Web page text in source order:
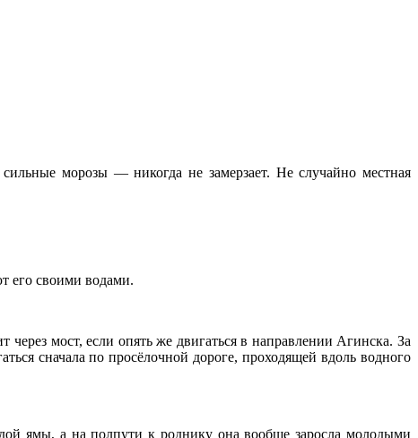
морозы — никогда не замерзает. Не случайно местная
его своими водами.
мост, если опять же двигаться в направлении Агинска. За
сначала по просёлочной дороге, проходящей вдоль водного
ямы, а на полпути к роднику она вообще заросла молодыми